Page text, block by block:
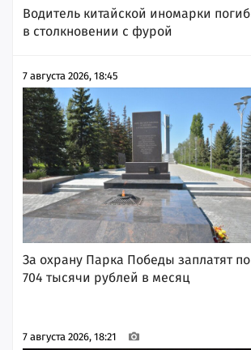
Водитель китайской иномарки погиб
в столкновении с фурой
7 августа 2026, 18:45
За охрану Парка Победы заплатят по
704 тысячи рублей в месяц
7 августа 2026, 18:21